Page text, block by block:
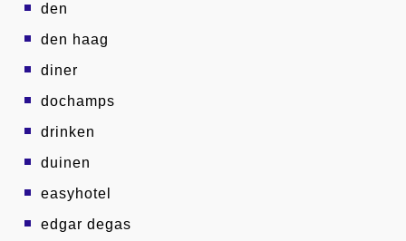
den
den haag
diner
dochamps
drinken
duinen
easyhotel
edgar degas